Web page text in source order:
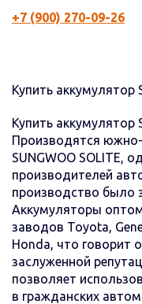
+7 (900) 270-09-26
Купить аккумулятор
Купить аккумулятор
Производятся
SUNGWOO SOLITE,
производителей
производство было
Аккумуляторы
заводов Toyota,
Honda, что говорит
заслуженной
позволяет
в гражданских